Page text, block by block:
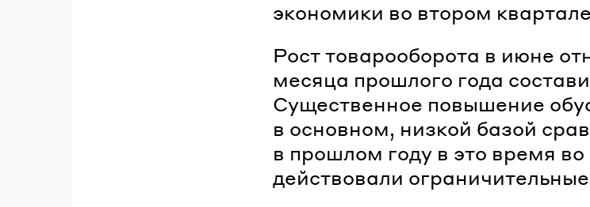
экономики во втором
Рост товарооборота в июне
месяца прошлого года
Существенное повышение
в основном, низкой базой
в прошлом году в это время
действовали